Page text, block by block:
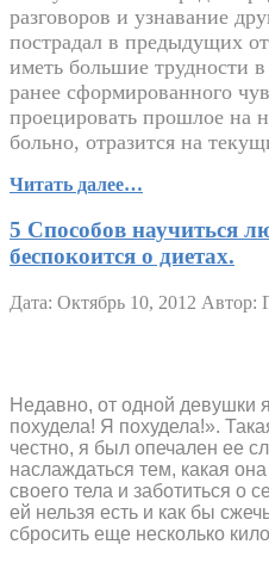
разговоров и узнавание
пострадал в предыдущих
иметь большие трудности
ранее сформированного
проецировать прошлое на
больно, отразится на
Читать далее…
5 Способов научиться
беспокоится о диетах.
Дата: Октябрь 10, 2012 Автор:
Недавно, от одной девушки
похудела! Я похудела!».
честно, я был опечален ее
наслаждаться тем, какая
своего тела и заботиться о
ей нельзя есть и как бы
сбросить еще несколько